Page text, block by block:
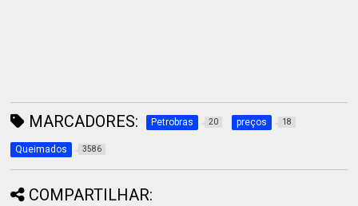
MARCADORES: Petrobras 20 preços 18
Queimados 3586
COMPARTILHAR: